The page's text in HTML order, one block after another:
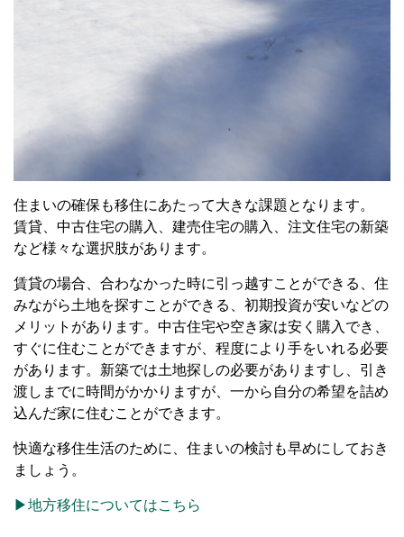
住まいの確保も移住にあたって大きな課題となります。
賃貸、中古住宅の購入、建売住宅の購入、注文住宅の新築
など様々な選択肢があります。
賃貸の場合、合わなかった時に引っ越すことができる、住
みながら土地を探すことができる、初期投資が安いなどの
メリットがあります。中古住宅や空き家は安く購入でき、
すぐに住むことができますが、程度により手をいれる必要
があります。新築では土地探しの必要がありますし、引き
渡しまでに時間がかかりますが、一から自分の希望を詰め
込んだ家に住むことができます。
快適な移住生活のために、住まいの検討も早めにしておき
ましょう。
▶地方移住についてはこちら